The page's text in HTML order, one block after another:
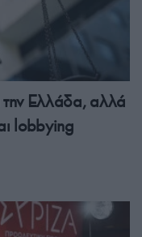
Ελλάδα, αλλά
lobbying